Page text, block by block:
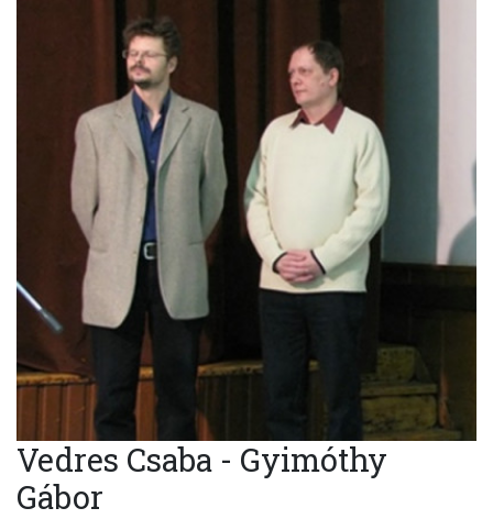
Vedres Csaba - Gyimóthy
Gábor